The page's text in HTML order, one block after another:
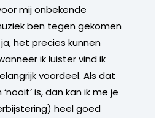
mij onbekende
ben tegen gekomen
het precies kunnen
ik luister vind ik
voordeel. Als dat
‘nooit’ is, dan kan ik me je
heel goed